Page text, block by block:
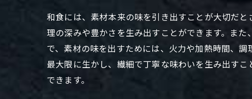
和食には、素材本来の味を引き出すことが大切だ
理の深みや豊かさを生み出すことができます。ま
で、素材の味を出すためには、火力や加熱時間、
最大限に生かし、繊細で丁寧な味わいを生み出す
できます。